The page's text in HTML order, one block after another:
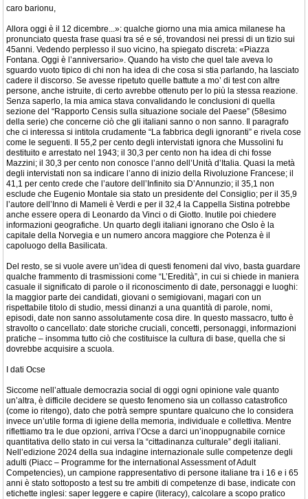
caro barionu,
Allora oggi è il 12 dicembre...»: qualche giorno una mia amica milanese ha
pronunciato questa frase quasi tra sé e sé, trovandosi nei pressi di un tizio sui
45anni. Vedendo perplesso il suo vicino, ha spiegato discreta: «Piazza
Fontana. Oggi è l’anniversario». Quando ha visto che quel tale aveva lo
sguardo vuoto tipico di chi non ha idea di che cosa si stia parlando, ha lasciato
cadere il discorso. Se avesse ripetuto quelle battute a mo’ di test con altre
persone, anche istruite, di certo avrebbe ottenuto per lo più la stessa reazione.
Senza saperlo, la mia amica stava convalidando le conclusioni di quella
sezione del “Rapporto Censis sulla situazione sociale del Paese” (58esimo
della serie) che concerne ciò che gli italiani sanno o non sanno. Il paragrafo
che ci interessa si intitola crudamente “La fabbrica degli ignoranti” e rivela cose
come le seguenti. Il 55,2 per cento degli intervistati ignora che Mussolini fu
destituito e arrestato nel 1943; il 30,3 per cento non ha idea di chi fosse
Mazzini; il 30,3 per cento non conosce l’anno dell’Unità d’Italia. Quasi la metà
degli intervistati non sa indicare l’anno di inizio della Rivoluzione Francese; il
41,1 per cento crede che l’autore dell’Infinito sia D’Annunzio; il 35,1 non
esclude che Eugenio Montale sia stato un presidente del Consiglio; per il 35,9
l’autore dell’Inno di Mameli è Verdi e per il 32,4 la Cappella Sistina potrebbe
anche essere opera di Leonardo da Vinci o di Giotto. Inutile poi chiedere
informazioni geografiche. Un quarto degli italiani ignorano che Oslo è la
capitale della Norvegia e un numero ancora maggiore che Potenza è il
capoluogo della Basilicata.
Del resto, se si vuole avere un’idea di questi fenomeni dal vivo, basta guardare
qualche frammento di trasmissioni come “L’Eredità”, in cui si chiede in maniera
casuale il significato di parole o il riconoscimento di date, personaggi e luoghi:
la maggior parte dei candidati, giovani o semigiovani, magari con un
rispettabile titolo di studio, messi dinanzi a una quantità di parole, nomi,
episodi, date non sanno assolutamente cosa dire. In questo massacro, tutto è
stravolto o cancellato: date storiche cruciali, concetti, personaggi, informazioni
pratiche – insomma tutto ciò che costituisce la cultura di base, quella che si
dovrebbe acquisire a scuola.
I dati Ocse
Siccome nell’attuale democrazia social di oggi ogni opinione vale quanto
un’altra, è difficile decidere se questo fenomeno sia un collasso catastrofico
(come io ritengo), dato che potrà sempre spuntare qualcuno che lo considera
invece un’utile forma di igiene della memoria, individuale e collettiva. Mentre
riflettiamo tra le due opzioni, arriva l’Ocse a darci un’inoppugnabile cornice
quantitativa dello stato in cui versa la “cittadinanza culturale” degli italiani.
Nell’edizione 2024 della sua indagine internazionale sulle competenze degli
adulti (Piacc – Programme for the international Assessment of Adult
Competencies), un campione rappresentativo di persone italiane tra i 16 e i 65
anni è stato sottoposto a test su tre ambiti di competenze di base, indicate con
etichette inglesi: saper leggere e capire (literacy), calcolare a scopo pratico